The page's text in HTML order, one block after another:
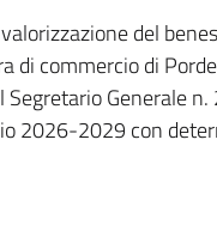
del
di commercio di
Generale
2026-2029 con